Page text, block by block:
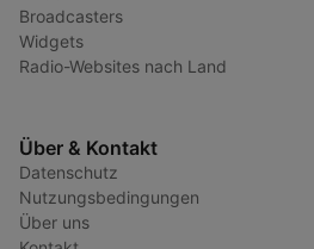
Broadcasters
Widgets
Radio-Websites nach Land
Über & Kontakt
Datenschutz
Nutzungsbedingungen
Über uns